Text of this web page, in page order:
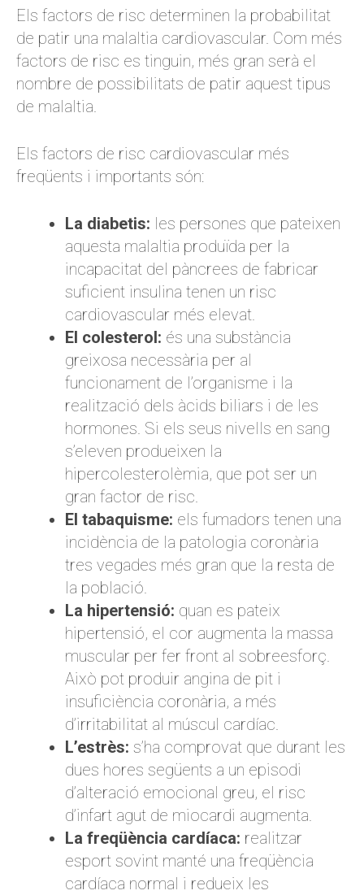
Els factors de risc determinen la probabilitat
de patir una malaltia cardiovascular. Com més
factors de risc es tinguin, més gran serà el
nombre de possibilitats de patir aquest tipus
de malaltia.
Els factors de risc cardiovascular més
freqüents i importants són:
La diabetis: les persones que pateixen
aquesta malaltia produïda per la
incapacitat del pàncrees de fabricar
suficient insulina tenen un risc
cardiovascular més elevat.
El colesterol: és una substància
greixosa necessària per al
funcionament de l’organisme i la
realització dels àcids biliars i de les
hormones. Si els seus nivells en sang
s’eleven produeixen la
hipercolesterolèmia, que pot ser un
gran factor de risc.
El tabaquisme: els fumadors tenen una
incidència de la patologia coronària
tres vegades més gran que la resta de
la població.
La hipertensió: quan es pateix
hipertensió, el cor augmenta la massa
muscular per fer front al sobreesforç.
Això pot produir angina de pit i
insuficiència coronària, a més
d’irritabilitat al múscul cardíac.
L’estrès: s’ha comprovat que durant les
dues hores següents a un episodi
d’alteració emocional greu, el risc
d’infart agut de miocardi augmenta.
La freqüència cardíaca: realitzar
esport sovint manté una freqüència
cardíaca normal i redueix les